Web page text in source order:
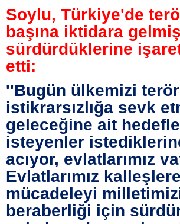
Soylu, Türkiye'de
başına iktidara
sürdürdüklerine
etti:
''Bugün ülkemizi
istikrarsızlığa sevk
geleceğine ait
isteyenler
acıyor, evlatlarımız
Evlatlarımız
mücadeleyi
beraberliği için